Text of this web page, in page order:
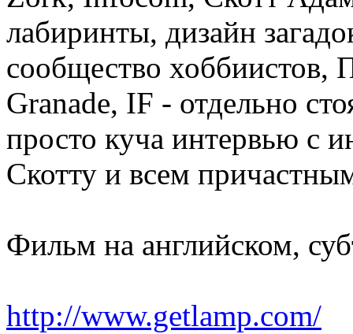
лабиринты, дизайн
сообщество хоббиистов,
Granade, IF - отдельно
просто куча интервью с
Скотту и всем
Фильм на английском,
http://www.getlamp.com/